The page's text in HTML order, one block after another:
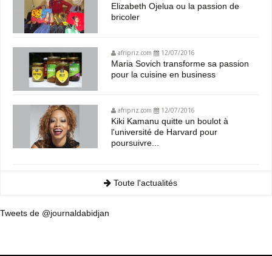
Elizabeth Ojelua ou la passion de
bricoler
afripriz.com 12/07/2016
Maria Sovich transforme sa passion
pour la cuisine en business
afripriz.com 12/07/2016
Kiki Kamanu quitte un boulot à
l'université de Harvard pour
poursuivre...
Toute l'actualités
Tweets de @journaldabidjan